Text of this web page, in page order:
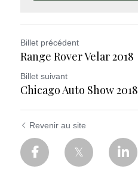
Billet précédent
Range Rover Velar 2018
Billet suivant
Chicago Auto Show 2018
Revenir au site